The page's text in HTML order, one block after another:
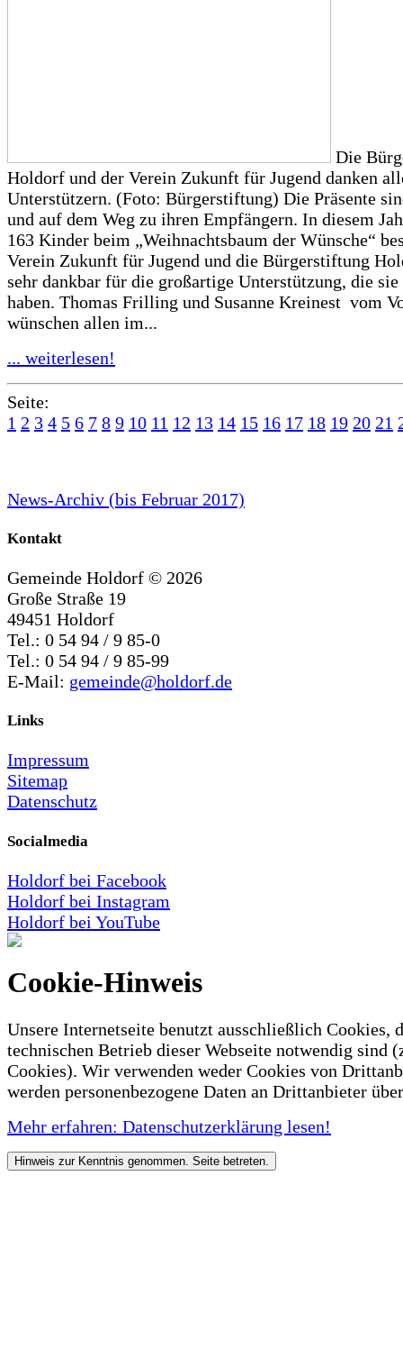
Die
Holdorf und der Verein Zukunft für Jugend danken
Unterstützern. (Foto: Bürgerstiftung) Die Präsente
und auf dem Weg zu ihren Empfängern. In diesem
163 Kinder beim „Weihnachtsbaum der Wünsche“
Verein Zukunft für Jugend und die Bürgerstiftung
sehr dankbar für die großartige Unterstützung, die sie
haben. Thomas Frilling und Susanne Kreinest vom
wünschen allen im...
... weiterlesen!
Seite:
1 2 3 4 5 6 7 8 9 10 11 12 13 14 15 16 17 18 19 20 21
News-Archiv (bis Februar 2017)
Kontakt
Gemeinde Holdorf © 2026
Große Straße 19
49451 Holdorf
Tel.: 0 54 94 / 9 85-0
Tel.: 0 54 94 / 9 85-99
E-Mail: gemeinde@holdorf.de
Links
Impressum
Sitemap
Datenschutz
Socialmedia
Holdorf bei Facebook
Holdorf bei Instagram
Holdorf bei YouTube
Cookie-Hinweis
Unsere Internetseite benutzt ausschließlich Cookies,
technischen Betrieb dieser Webseite notwendig sind
Cookies). Wir verwenden weder Cookies von
werden personenbezogene Daten an Drittanbieter
Mehr erfahren: Datenschutzerklärung lesen!
Hinweis zur Kenntnis genommen. Seite betreten.